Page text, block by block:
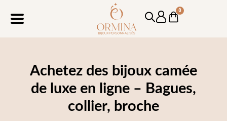
0Cart
Achetez des bijoux camée
de luxe en ligne – Bagues,
collier, broche
des